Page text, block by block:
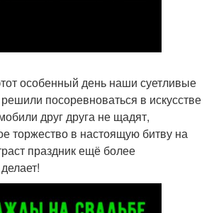
особенный день наши суетливые
посоревноваться в искусстве
друг друга не щадят,
торжество в настоящую битву на
праздник ещё более